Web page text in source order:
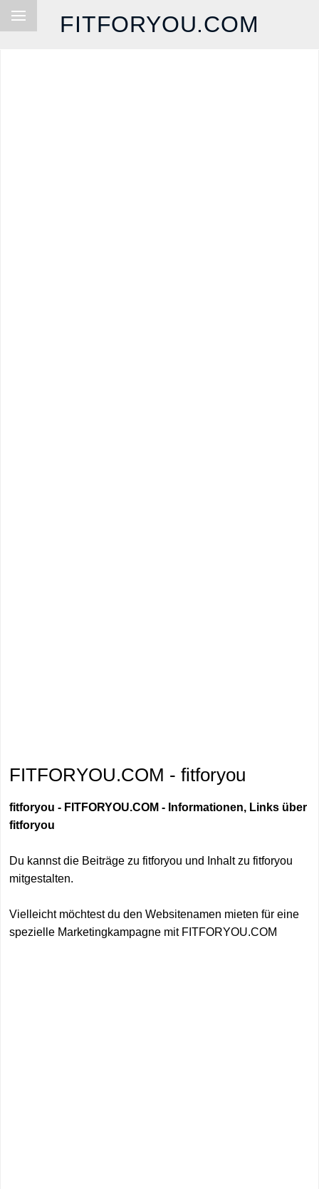
FITFORYOU.COM
FITFORYOU.COM - fitforyou
fitforyou - FITFORYOU.COM - Informationen, Links über
fitforyou
Du kannst die Beiträge zu fitforyou und Inhalt zu fitforyou
mitgestalten.
Vielleicht möchtest du den Websitenamen mieten für eine
spezielle Marketingkampagne mit FITFORYOU.COM